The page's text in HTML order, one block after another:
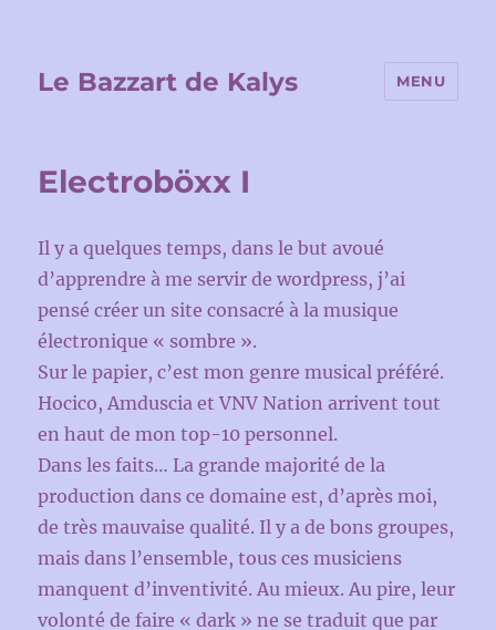
Le Bazzart de Kalys MENU
Electroböxx I
Il y a quelques temps, dans le but avoué
d’apprendre à me servir de wordpress, j’ai
pensé créer un site consacré à la musique
électronique « sombre ».
Sur le papier, c’est mon genre musical préféré.
Hocico, Amduscia et VNV Nation arrivent tout
en haut de mon top-10 personnel.
Dans les faits… La grande majorité de la
production dans ce domaine est, d’après moi,
de très mauvaise qualité. Il y a de bons groupes,
mais dans l’ensemble, tous ces musiciens
manquent d’inventivité. Au mieux. Au pire, leur
volonté de faire « dark » ne se traduit que par